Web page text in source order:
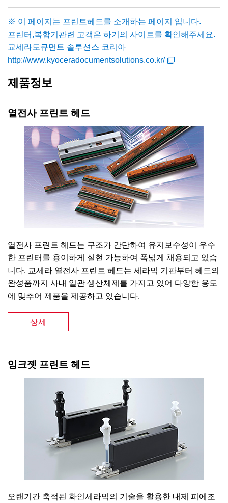
※ 이 페이지는 프린트헤드를 소개하는 페이지 입니다.
프린터,복합기관련 고객은 하기의 사이트를 확인해주세요.
교세라도큐먼트 솔루션스 코리아
http://www.kyoceradocumentsolutions.co.kr/
제품정보
열전사 프린트 헤드
열전사 프린트 헤드는 구조가 간단하여 유지보수성이 우수
한 프린터를 용이하게 실현 가능하여 폭넓게 채용되고 있습
니다. 교세라 열전사 프린트 헤드는 세라믹 기판부터 헤드의
완성품까지 사내 일관 생산체제를 가지고 있어 다양한 용도
에 맞추어 제품을 제공하고 있습니다.
상세
잉크젯 프린트 헤드
오랜기간 축적된 화인세라믹의 기술을 활용한 내제 피에조